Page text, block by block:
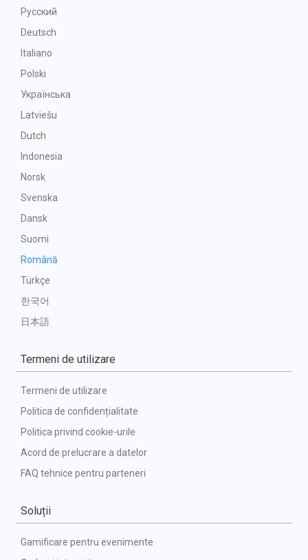
Русский
Deutsch
Italiano
Polski
Українська
Latviešu
Dutch
Indonesia
Norsk
Svenska
Dansk
Suomi
Română
Türkçe
한국어
日本語
Termeni de utilizare
Termeni de utilizare
Politica de confidențialitate
Politica privind cookie-urile
Acord de prelucrare a datelor
FAQ tehnice pentru parteneri
Soluții
Gamificare pentru evenimente